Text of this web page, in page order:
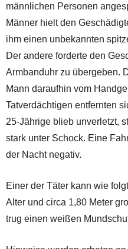
männlichen Personen
Männer hielt den
ihm einen unbekannten
Der andere forderte den
Armbanduhr zu übergeben.
Mann daraufhin vom
Tatverdächtigen entfernten
25-Jährige blieb unverletzt,
stark unter Schock. Eine
der Nacht negativ.
Einer der Täter kann wie
Alter und circa 1,80 Meter
trug einen weißen